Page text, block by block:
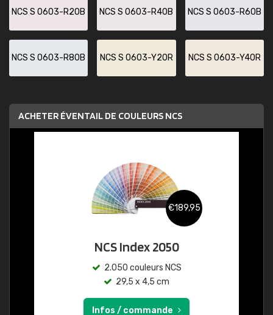
NCS S 0603-R20B NCS S 0603-R40B NCS S 0603-R60B
NCS S 0603-R80B NCS S 0603-Y20R NCS S 0603-Y40R
ACHETER ÉVENTAIL DE COULEURS NCS
€189,95
NCS Index 2050
2.050 couleurs NCS
29,5 x 4,5 cm
Infos / commande